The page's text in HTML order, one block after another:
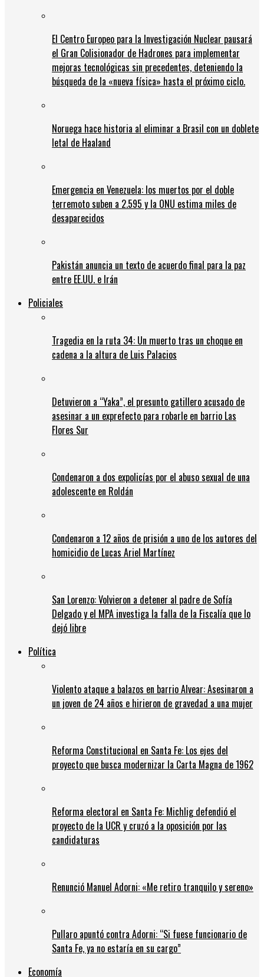
El Centro Europeo para la Investigación Nuclear pausará
el Gran Colisionador de Hadrones para implementar
mejoras tecnológicas sin precedentes, deteniendo la
búsqueda de la «nueva física» hasta el próximo ciclo.
Noruega hace historia al eliminar a Brasil con un doblete
letal de Haaland
Emergencia en Venezuela: los muertos por el doble
terremoto suben a 2.595 y la ONU estima miles de
desaparecidos
Pakistán anuncia un texto de acuerdo final para la paz
entre EE.UU. e Irán
Policiales
Tragedia en la ruta 34: Un muerto tras un choque en
cadena a la altura de Luis Palacios
Detuvieron a “Yaka”, el presunto gatillero acusado de
asesinar a un exprefecto para robarle en barrio Las
Flores Sur
Condenaron a dos expolicías por el abuso sexual de una
adolescente en Roldán
Condenaron a 12 años de prisión a uno de los autores del
homicidio de Lucas Ariel Martínez
San Lorenzo: Volvieron a detener al padre de Sofía
Delgado y el MPA investiga la falla de la Fiscalía que lo
dejó libre
Política
Violento ataque a balazos en barrio Alvear: Asesinaron a
un joven de 24 años e hirieron de gravedad a una mujer
Reforma Constitucional en Santa Fe: Los ejes del
proyecto que busca modernizar la Carta Magna de 1962
Reforma electoral en Santa Fe: Michlig defendió el
proyecto de la UCR y cruzó a la oposición por las
candidaturas
Renunció Manuel Adorni: «Me retiro tranquilo y sereno»
Pullaro apuntó contra Adorni: “Si fuese funcionario de
Santa Fe, ya no estaría en su cargo”
Economía